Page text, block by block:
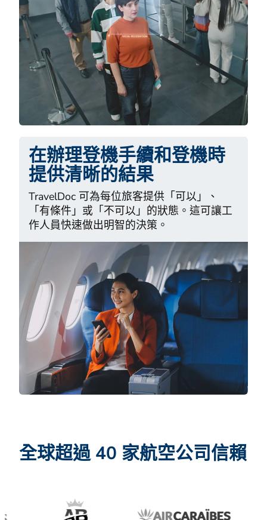
在辦理登機手續和登機時
提供清晰的結果
TravelDoc 可為每位旅客提供「可以」、
「有條件」或「不可以」的狀態。這可讓工
作人員快速做出明智的決策。
全球超過 40 家航空公司信賴